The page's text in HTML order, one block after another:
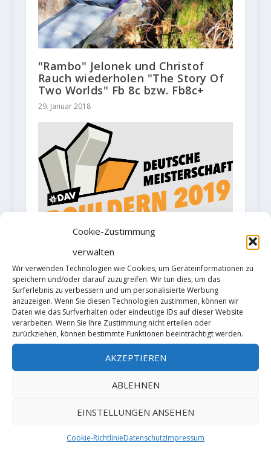
Cookie-Zustimmung
verwalten
Wir verwenden Technologien wie Cookies, um Geräteinformationen zu
speichern und/oder darauf zuzugreifen. Wir tun dies, um das
Surferlebnis zu verbessern und um personalisierte Werbung
anzuzeigen. Wenn Sie diesen Technologien zustimmen, können wir
Daten wie das Surfverhalten oder eindeutige IDs auf dieser Website
verarbeiten. Wenn Sie Ihre Zustimmung nicht erteilen oder
zurückziehen, können bestimmte Funktionen beeinträchtigt werden.
AKZEPTIEREN
ABLEHNEN
EINSTELLUNGEN ANSEHEN
Cookie-RichtlinieDatenschutzImpressum
"Rambo" Jelonek und Christof
Rauch wiederholen "The Story Of
Two Worlds" Fb 8c bzw. Fb8c+
29. Januar 2018
Deutschen Boulder Meisterschaft
3. Juli 2019
HINTERLASSE EINE ANTWORT
Deine E-Mail-Adresse wird nicht
veröffentlicht.Erforderliche Felder
markiert